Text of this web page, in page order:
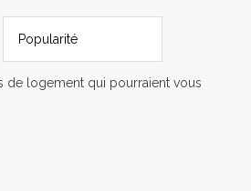
de logement qui pourraient vous